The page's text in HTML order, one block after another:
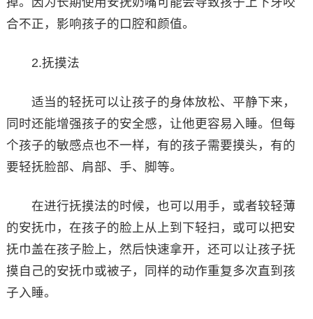
合不正，影响孩子的口腔和颜值。
2.抚摸法
适当的轻抚可以让孩子的身体放松、平静下来，
同时还能增强孩子的安全感，让他更容易入睡。但每
个孩子的敏感点也不一样，有的孩子需要摸头，有的
要轻抚脸部、肩部、手、脚等。
在进行抚摸法的时候，也可以用手，或者较轻薄
的安抚巾，在孩子的脸上从上到下轻扫，或可以把安
抚巾盖在孩子脸上，然后快速拿开，还可以让孩子抚
摸自己的安抚巾或被子，同样的动作重复多次直到孩
子入睡。